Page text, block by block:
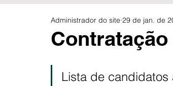
Bibliotecas LER fora da Escola
Contratação
Administrador do site 29 de jan. de
Lista de candidatos